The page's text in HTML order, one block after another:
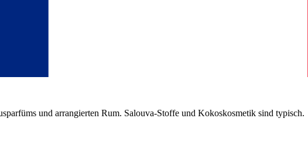
und arrangierten Rum. Salouva-Stoffe und Kokoskosmetik sind typisch.